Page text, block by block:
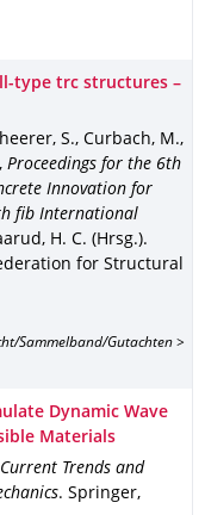
type trc structures –
S., Curbach, M.,
, Proceedings for the 6th
Innovation for
fib International
H. C. (Hrsg.).
for Structural
Sammelband/Gutachten >
Dynamic Wave
Materials
Current Trends and
. Springer,